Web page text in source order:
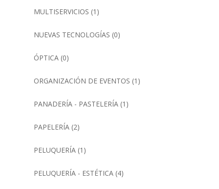
MULTISERVICIOS (1)
NUEVAS TECNOLOGÍAS (0)
ÓPTICA(0)
ORGANIZACIÓN DE EVENTOS (1)
PANADERÍA - PASTELERÍA(1)
PAPELERÍA(2)
PELUQUERÍA(1)
PELUQUERÍA - ESTÉTICA(4)